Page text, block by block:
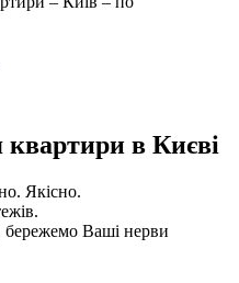
в Києві
Якісно.
Ваші нерви